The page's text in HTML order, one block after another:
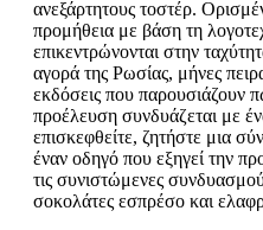
ανεξάρτητους τοστέρ.
προμήθεια με βάση τη
επικεντρώνονται στην
αγορά της Ρωσίας, μήνες
εκδόσεις που παρουσιάζουν
προέλευση συνδυάζεται με
επισκεφθείτε, ζητήστε μια
έναν οδηγό που εξηγεί την
τις συνιστώμενες
σοκολάτες εσπρέσο και